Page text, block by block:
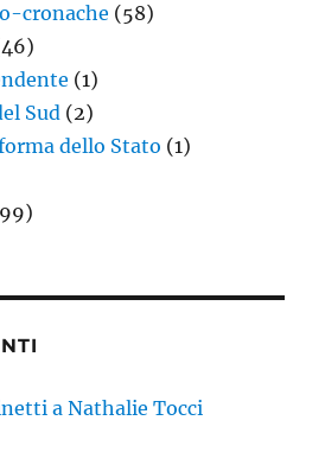
cronache (58)
(1)
Sud (2)
dello Stato (1)
a Nathalie Tocci